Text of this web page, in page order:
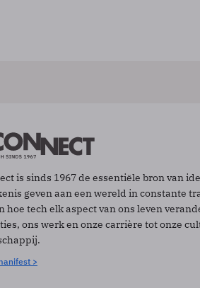
is sinds 1967 de essentiële bron van
geven aan een wereld in constante
hoe tech elk aspect van ons leven
ons werk en onze carrière tot onze
>